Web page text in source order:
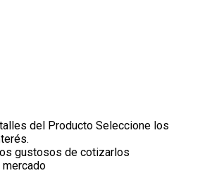
y acabados para la construcción
del Producto Seleccione los
gustosos de cotizarlos